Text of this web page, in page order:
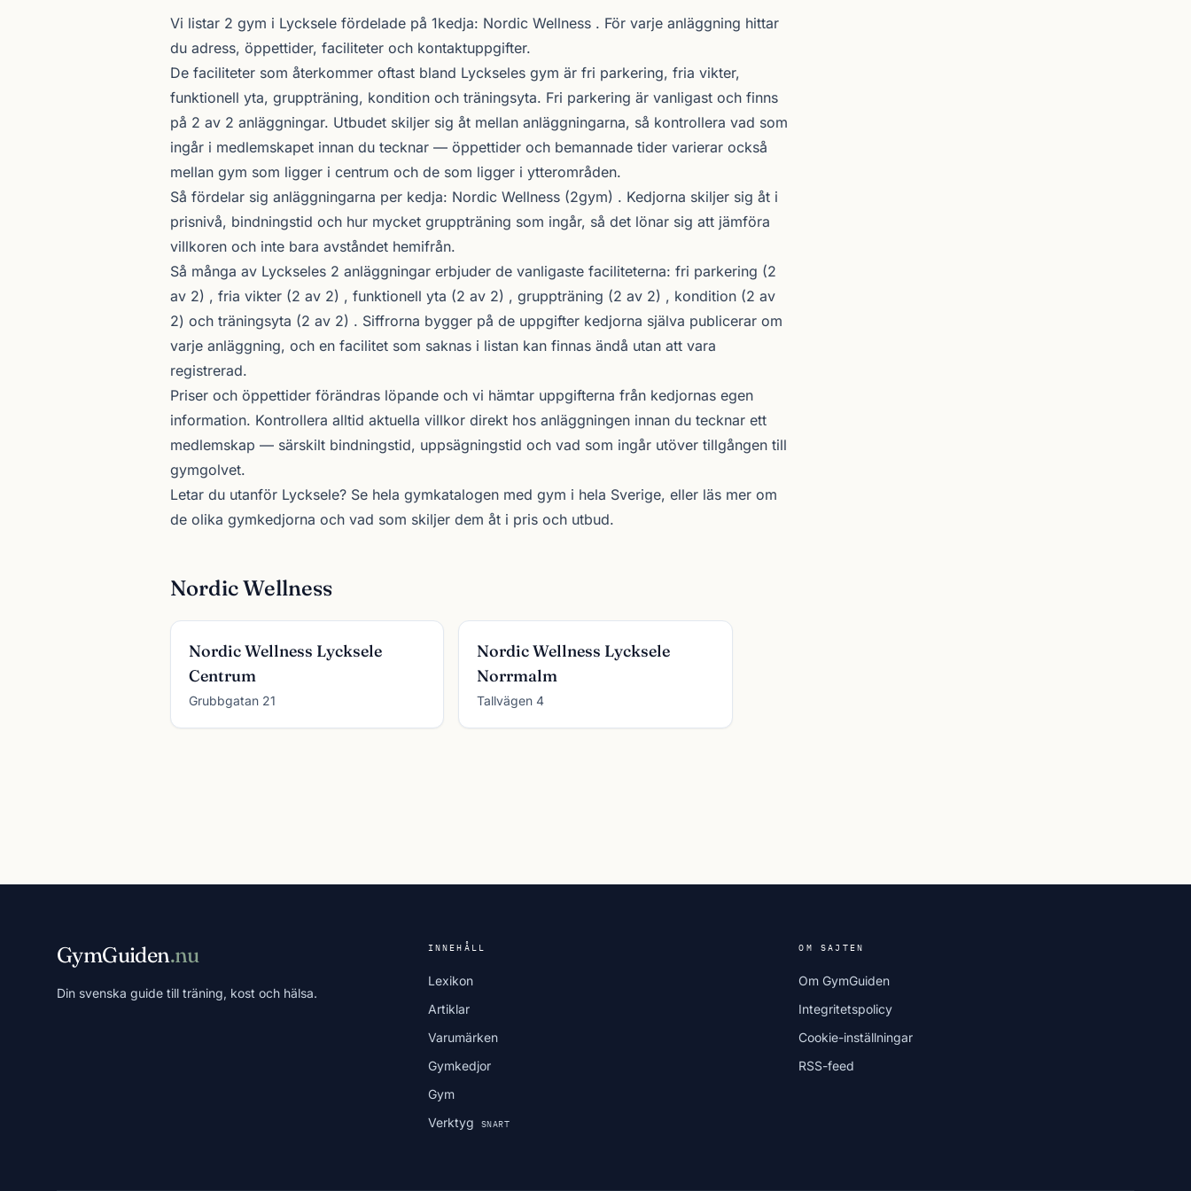
Om gymutbudet i Lycksele
Vi listar 2 gym i Lycksele fördelade på 1kedja: Nordic Wellness . För varje anläggning hittar
du adress, öppettider, faciliteter och kontaktuppgifter.
De faciliteter som återkommer oftast bland Lyckseles gym är fri parkering, fria vikter,
funktionell yta, gruppträning, kondition och träningsyta. Fri parkering är vanligast och finns
på 2 av 2 anläggningar. Utbudet skiljer sig åt mellan anläggningarna, så kontrollera vad som
ingår i medlemskapet innan du tecknar — öppettider och bemannade tider varierar också
mellan gym som ligger i centrum och de som ligger i ytterområden.
Så fördelar sig anläggningarna per kedja: Nordic Wellness (2gym) . Kedjorna skiljer sig åt i
prisnivå, bindningstid och hur mycket gruppträning som ingår, så det lönar sig att jämföra
villkoren och inte bara avståndet hemifrån.
Så många av Lyckseles 2 anläggningar erbjuder de vanligaste faciliteterna: fri parkering (2
av 2) , fria vikter (2 av 2) , funktionell yta (2 av 2) , gruppträning (2 av 2) , kondition (2 av
2) och träningsyta (2 av 2) . Siffrorna bygger på de uppgifter kedjorna själva publicerar om
varje anläggning, och en facilitet som saknas i listan kan finnas ändå utan att vara
registrerad.
Priser och öppettider förändras löpande och vi hämtar uppgifterna från kedjornas egen
information. Kontrollera alltid aktuella villkor direkt hos anläggningen innan du tecknar ett
medlemskap — särskilt bindningstid, uppsägningstid och vad som ingår utöver tillgången till
gymgolvet.
Letar du utanför Lycksele? Se hela gymkatalogen med gym i hela Sverige, eller läs mer om
de olika gymkedjorna och vad som skiljer dem åt i pris och utbud.
Nordic Wellness
Nordic Wellness Lycksele
Centrum
Grubbgatan 21
Nordic Wellness Lycksele
Norrmalm
Tallvägen 4
GymGuiden.nu
Din svenska guide till träning, kost och hälsa.
INNEHÅLL
Lexikon
Artiklar
Varumärken
Gymkedjor
Gym
Verktyg
SNART
OM SAJTEN
Om GymGuiden
Integritetspolicy
Cookie-inställningar
RSS-feed